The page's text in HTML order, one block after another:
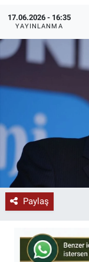
17.06.2026 - 16:35
YAYINLANMA
Paylaş
SPOR
YAŞAM
RESMİ İLAN